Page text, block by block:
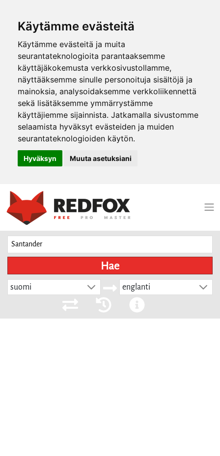
Käytämme evästeitä
Käytämme evästeitä ja muita
seurantateknologioita parantaaksemme
käyttäjäkokemusta verkkosivustollamme,
näyttääksemme sinulle personoituja sisältöjä ja
mainoksia, analysoidaksemme verkkoliikennettä
sekä lisätäksemme ymmärrystämme
käyttäjiemme sijainnista. Jatkamalla sivustomme
selaamista hyväksyt evästeiden ja muiden
seurantateknologioiden käytön.
Hyväksyn Muuta asetuksiani
Hae
suomi englanti